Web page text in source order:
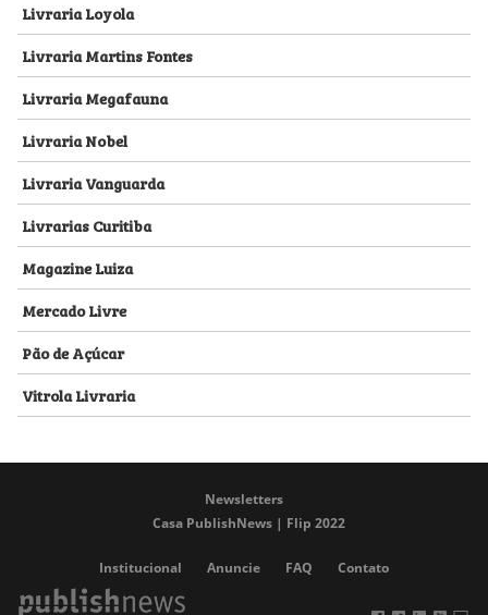
Livraria Loyola
Livraria Martins Fontes
Livraria Megafauna
Livraria Nobel
Livraria Vanguarda
Livrarias Curitiba
Magazine Luiza
Mercado Livre
Pão de Açúcar
Vitrola Livraria
Newsletters
Casa PublishNews | Flip 2022
Institucional Anuncie FAQ Contato